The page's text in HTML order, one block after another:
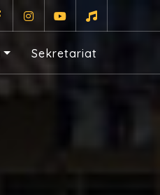
Sekretariat